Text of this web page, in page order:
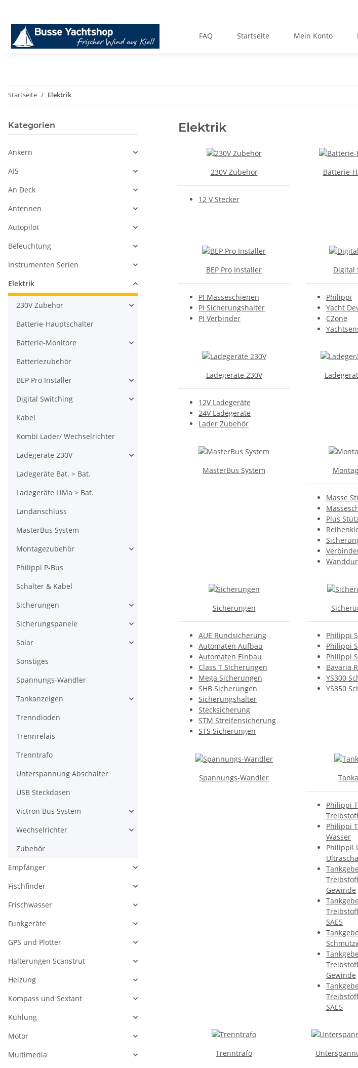
FAQ Startseite Mein Konto
Startseite Elektrik
Elektrik
230V Zubehör
12 V Stecker
Batterie-
BEP Pro Installer
PI Masseschienen
PI Sicherungshalter
PI Verbinder
Digital
Philippi
Yacht
CZone
Ladegeräte 230V
12V Ladegeräte
24V Ladegeräte
Lader Zubehör
MasterBus System
Masse
Plus
Sicherungen
AUE Rundsicherung
Automaten Aufbau
Automaten Einbau
Class T Sicherungen
Mega Sicherungen
SHB Sicherungen
Sicherungshalter
Stecksicherung
STM Streifensicherung
STS Sicherungen
Philippi
Philippi
Philippi
Bavaria
YS300
YS350
Spannungs-Wandler
Philippi
Philippi
Wasser
Philippil
Gewinde
SAE5
Gewinde
SAE5
Trenntrafo
Kategorien
Ankern
AIS
An Deck
Antennen
Autopilot
Beleuchtung
Instrumenten Serien
Elektrik
230V Zubehör
Batterie-Hauptschalter
Batterie-Monitore
Batteriezubehör
BEP Pro Installer
Digital Switching
Kabel
Kombi Lader/ Wechselrichter
Ladegeräte 230V
Ladegeräte Bat. > Bat.
Ladegeräte LiMa > Bat.
Landanschluss
MasterBus System
Montagezubehör
Philippi P-Bus
Schalter & Kabel
Sicherungen
Sicherungspanele
Solar
Sonstiges
Spannungs-Wandler
Tankanzeigen
Trenndioden
Trennrelais
Trenntrafo
Unterspannung Abschalter
USB Steckdosen
Victron Bus System
Wechselrichter
Zubehör
Empfänger
Fischfinder
Frischwasser
Funkgeräte
GPS und Plotter
Halterungen Scanstrut
Heizung
Kompass und Sextant
Kühlung
Motor
Multimedia